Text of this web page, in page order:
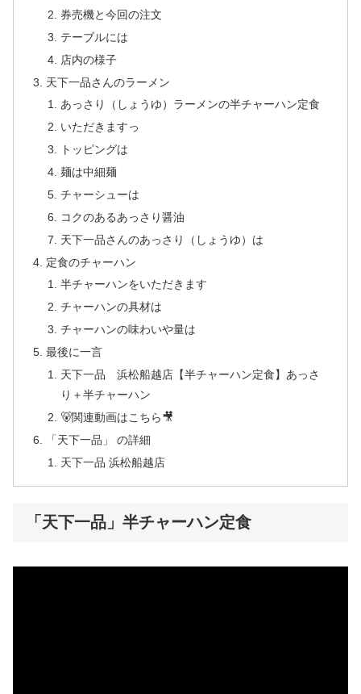
券売機と今回の注文
テーブルには
店内の様子
天下一品さんのラーメン
あっさり（しょうゆ）ラーメンの半チャーハン定食
いただきますっ
トッピングは
麺は中細麺
チャーシューは
コクのあるあっさり醤油
天下一品さんのあっさり（しょうゆ）は
定食のチャーハン
半チャーハンをいただきます
チャーハンの具材は
チャーハンの味わいや量は
最後に一言
天下一品 浜松船越店【半チャーハン定食】あっさ
り＋半チャーハン
🐻関連動画はこちら🎥
「天下一品」 の詳細
天下一品 浜松船越店
「天下一品」半チャーハン定食